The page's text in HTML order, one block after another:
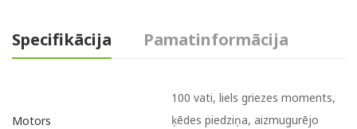
Specifikācija Pamatinformācija
Motors
100 vati, liels griezes moments,
ķēdes piedziņa, aizmugurējo